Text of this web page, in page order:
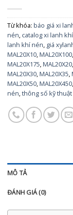
Từ khóa: báo giá xi
nén, catalog xi lanh
lanh khí nén, giá
MAL20X10,MAL20X100,
MAL20X175,MAL20X20,
MAL20X30,MAL20X35,
MAL20X50,MAL20X450,
nén,thông số kỹ
MÔ TẢ
ĐÁNH GIÁ (0)